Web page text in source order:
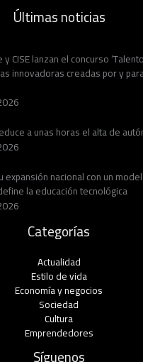
Últimas noticias
CISE lanzan el concurso
innovadoras creadas por y
a unas horas el alta de
expansión nacional con un
la educación tecnológica
Categorías
Actualidad
Estilo de vida
Economía y negocios​
Sociedad
Cultura
Emprendedores